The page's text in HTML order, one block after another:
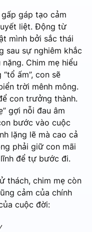
gáp tạo cảm
liệt. Động từ
mình bởi sắc thái
sau sự nghiêm khắc
Chim mẹ hiểu
ấm”, con sẽ
trời mênh mông.
con trưởng thành.
gợi nỗi đau âm
bước vào cuộc
lặng lẽ mà cao cả
phải giữ con mãi
để tự bước đi.
thách, chim mẹ còn
cảm của chính
cuộc đời: